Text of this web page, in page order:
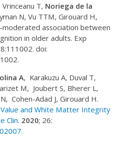
T, Noriega de la
N, Vu TTM, Girouard H,
moderated association between
in older adults. Exp
doi:
A, Karakuzu A, Duval T,
M, Joubert S, Bherer L,
Cohen-Adad J, Girouard H.
and White Matter Integrity
Clin. 2020; 26: